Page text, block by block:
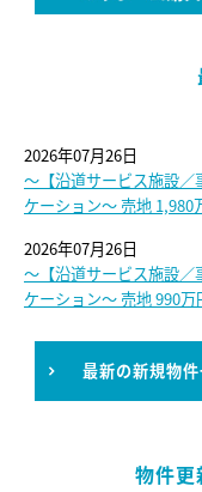
2026年07月26日
～【沿道サービス施設／
ケーション～ 売地 1,980
2026年07月26日
～【沿道サービス施設／
ケーション～ 売地 990万
最新の新規物
物件更